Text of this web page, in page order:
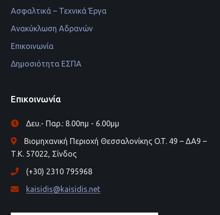
Ασφαλτικά – Τεχνικά Έργα
Ανακύκλωση Αδρανών
Επικοινωνία
Δημοσιότητα ΕΣΠΑ
Επικοινωνία
Δευ.- Παρ.: 8.00πμ - 6.00μμ
Βιομηχανική Περιοχή Θεσσαλονίκης O.T. 49 – ΔΑ9 –
Τ.Κ. 57022, Σίνδος
(+30) 2310 795968
kaisidis@kaisidis.net